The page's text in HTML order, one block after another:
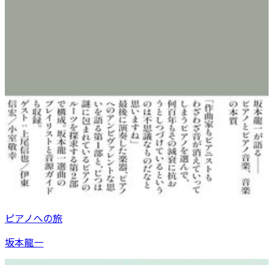
ピアノへの旅
坂本龍一